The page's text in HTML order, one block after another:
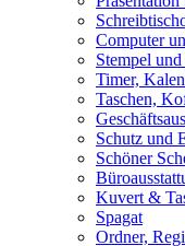
Computer
Stempel
Timer,
Taschen,
Schutz und
Schöner
Kuvert &
Spagat
Ordner,